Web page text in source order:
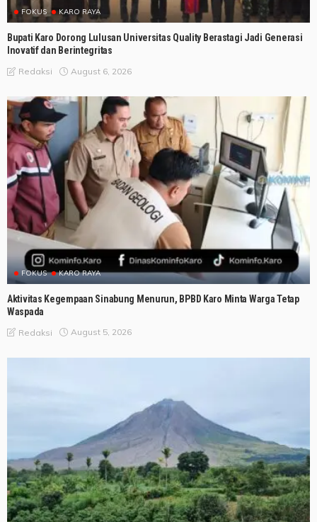
FOKUS KARO RAYA
Bupati Karo Dorong Lulusan Universitas Quality Berastagi Jadi Generasi
Inovatif dan Berintegritas
Redaksi August 6, 2026
FOKUS KARO RAYA
Aktivitas Kegempaan Sinabung Menurun, BPBD Karo Minta Warga Tetap
Waspada
Redaksi August 5, 2026